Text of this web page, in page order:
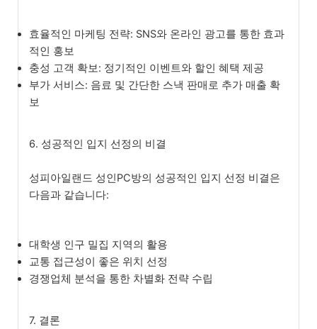
효율적인 마케팅 전략: SNS와 온라인 광고를 통한 효과
적인 홍보
충성 고객 확보: 정기적인 이벤트와 할인 혜택 제공
부가 서비스: 음료 및 간단한 스낵 판매로 추가 매출 확
보
6. 성공적인 입지 선정의 비결
성피아일랜드 성인PC방의 성공적인 입지 선정 비결은
다음과 같습니다:
대학생 인구 밀집 지역의 활용
교통 접근성이 좋은 위치 선정
경쟁업체 분석을 통한 차별화 전략 수립
7. 결론